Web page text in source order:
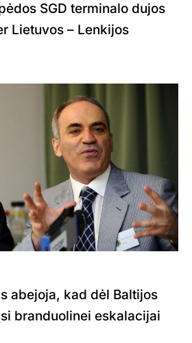
SGD terminalo dujos
Lietuvos – Lenkijos
abejoja, kad dėl Baltijos
branduolinei eskalacijai